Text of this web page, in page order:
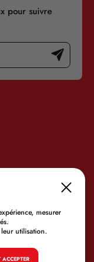
pour suivre
mesurer
utilisation.
ACCEPTER